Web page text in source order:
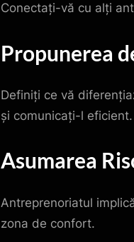
Conectați-vă cu alți
Propunerea
Definiți ce vă
și comunicați-l eficient.
Asumarea
Antreprenoriatul
zona de confort.